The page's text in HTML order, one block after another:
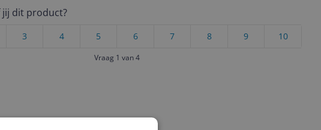
jij dit product?
10
9
8
7
6
5
4
3
Vraag 1 van 4